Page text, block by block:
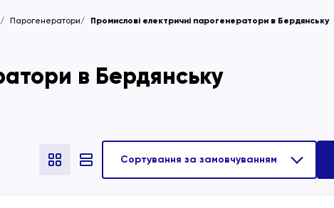
Парогенератори Промислові електричні парогенератори в Бердянську
в Бердянську